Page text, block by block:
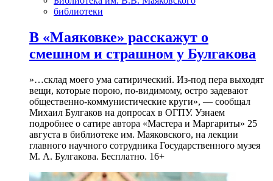
библиотеки
В «Маяковке» расскажут о
смешном и страшном у Булгакова
»…склад моего ума сатирический. Из-под пера выходят
вещи, которые порою, по-видимому, остро задевают
общественно-коммунистические круги», — сообщал
Михаил Булгаков на допросах в ОГПУ. Узнаем
подробнее о сатире автора «Мастера и Маргариты» 25
августа в библиотеке им. Маяковского, на лекции
главного научного сотрудника Государственного музея
М. А. Булгакова. Бесплатно. 16+